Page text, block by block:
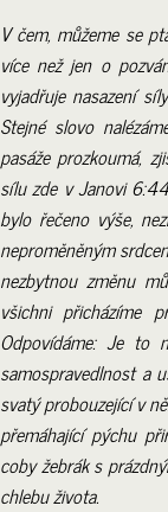
V čem, můžeme se
více než jen o
vyjadřuje nasazení
Stejné slovo
pasáže prozkoumá,
sílu zde v Janovi
bylo řečeno výše,
neproměněným
nezbytnou změnu
všichni přicházíme
Odpovídáme: Je to
samospravedlnost a
svatý probouzející v
přemáhající pýchu
coby žebrák s
chlebu života.